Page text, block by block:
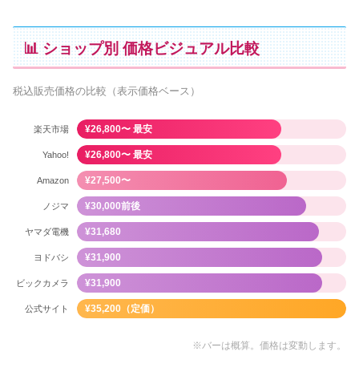
📊 ショップ別 価格ビジュアル比較
税込販売価格の比較（表示価格ベース）
楽天市場 ¥26,800〜 最安
Yahoo! ¥26,800〜 最安
Amazon ¥27,500〜
ノジマ ¥30,000前後
ヤマダ電機 ¥31,680
ヨドバシ ¥31,900
ビックカメラ ¥31,900
公式サイト ¥35,200（定価）
※バーは概算。価格は変動します。